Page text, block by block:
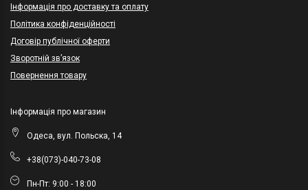
Інформація про доставку та оплату
Політика конфіденційності
Договір публічної оферти
Зворотній зв’язок
Повернення товару
Інформація про магазин
Одеса, вул. Польска, 14
+38(073)-040-73-08
Пн-Пт: 9:00 - 18:00